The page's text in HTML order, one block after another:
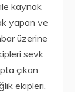
kaynak
yapan ve
üzerine
sevk
çıkan
ekipleri,